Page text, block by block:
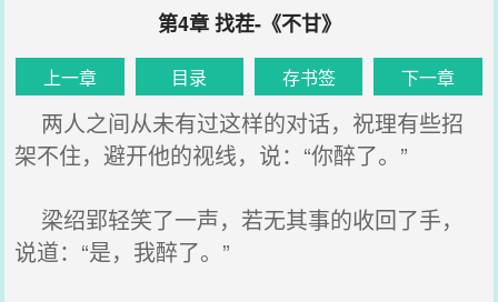
第4章 找茬-《不甘》
上一章 目录 存书签 下一章
两人之间从未有过这样的对话，祝理有些招
架不住，避开他的视线，说：“你醉了。”
梁绍郢轻笑了一声，若无其事的收回了手，
说道：“是，我醉了。”